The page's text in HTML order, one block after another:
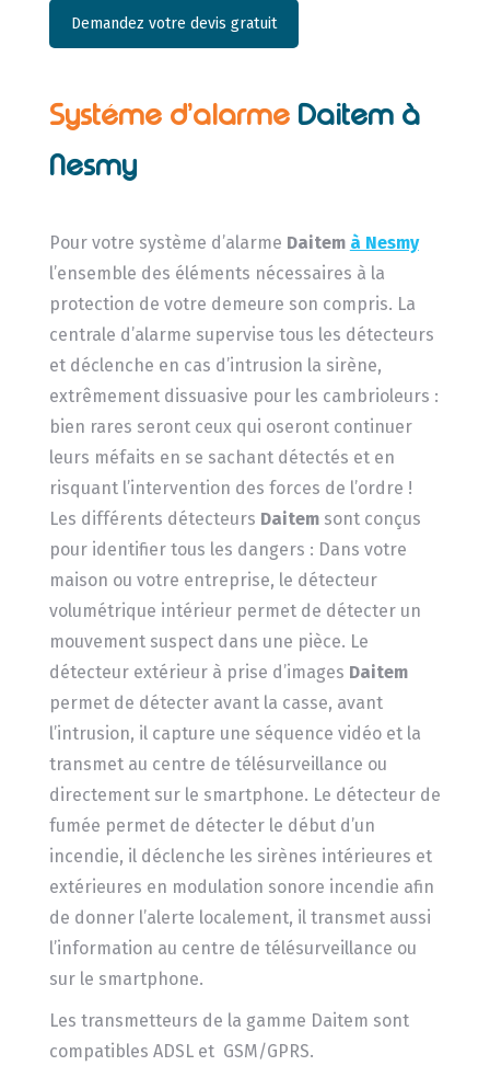
Demandez votre devis gratuit
Systéme d’alarme Daitem à
Nesmy
Pour votre système d’alarme Daitem à Nesmy
l’ensemble des éléments nécessaires à la
protection de votre demeure son compris. La
centrale d’alarme supervise tous les détecteurs
et déclenche en cas d’intrusion la sirène,
extrêmement dissuasive pour les cambrioleurs :
bien rares seront ceux qui oseront continuer
leurs méfaits en se sachant détectés et en
risquant l’intervention des forces de l’ordre !
Les différents détecteurs Daitemsont conçus
pour identifier tous les dangers : Dans votre
maison ou votre entreprise, le détecteur
volumétrique intérieur permet de détecter un
mouvement suspect dans une pièce. Le
détecteur extérieur à prise d’images Daitem
permet de détecter avant la casse, avant
l’intrusion, il capture une séquence vidéo et la
transmet au centre de télésurveillance ou
directement sur le smartphone. Le détecteur de
fumée permet de détecter le début d’un
incendie, il déclenche les sirènes intérieures et
extérieures en modulation sonore incendie afin
de donner l’alerte localement, il transmet aussi
l’information au centre de télésurveillance ou
sur le smartphone.
Les transmetteurs de la gamme Daitem sont
compatibles ADSL et GSM/GPRS.